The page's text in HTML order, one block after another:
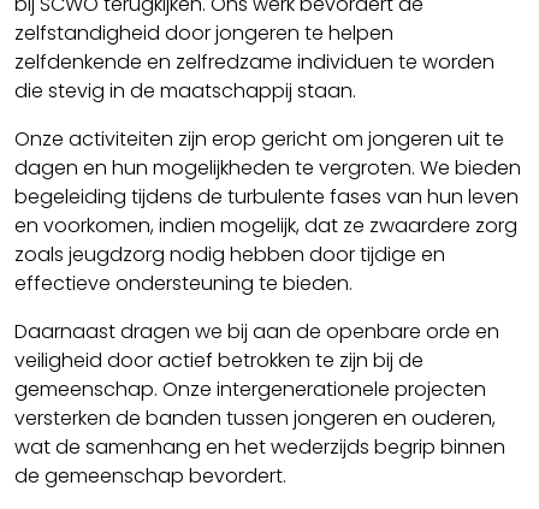
zelfstandigheid door jongeren te helpen
zelfdenkende en zelfredzame individuen te worden
die stevig in de maatschappij staan.
Onze activiteiten zijn erop gericht om jongeren uit te
dagen en hun mogelijkheden te vergroten. We bieden
begeleiding tijdens de turbulente fases van hun leven
en voorkomen, indien mogelijk, dat ze zwaardere zorg
zoals jeugdzorg nodig hebben door tijdige en
effectieve ondersteuning te bieden.
Daarnaast dragen we bij aan de openbare orde en
veiligheid door actief betrokken te zijn bij de
gemeenschap. Onze intergenerationele projecten
versterken de banden tussen jongeren en ouderen,
wat de samenhang en het wederzijds begrip binnen
de gemeenschap bevordert.